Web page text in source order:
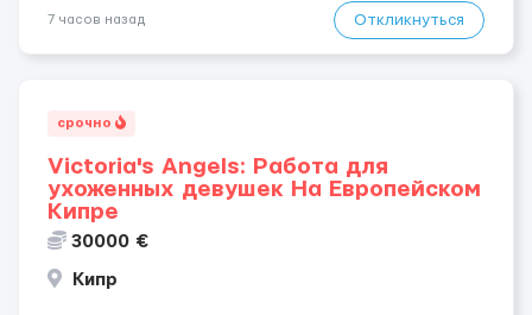
7 часов назад Откликнуться
срочно
Victoria's Angels: Работа для
ухоженных девушек На Европейском
Кипре
30000 €
Кипр